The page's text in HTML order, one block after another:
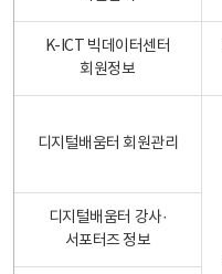
K-ICT 빅데이터센터
회원정보
디지털배움터 회원관리
디지털배움터 강사·
서포터즈 정보